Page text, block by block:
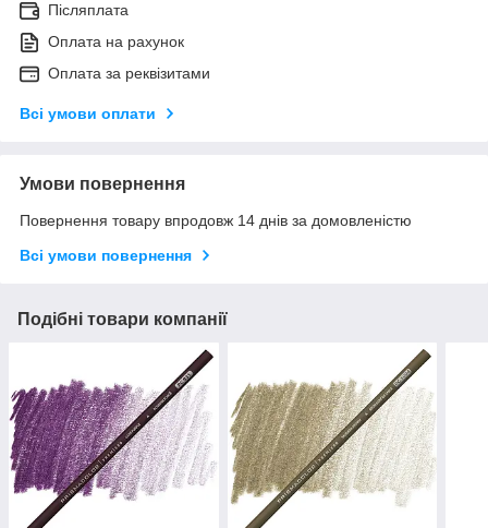
Післяплата
Оплата на рахунок
Оплата за реквізитами
Всі умови оплати
Умови повернення
Повернення товару впродовж 14 днів за домовленістю
Всі умови повернення
Подібні товари компанії